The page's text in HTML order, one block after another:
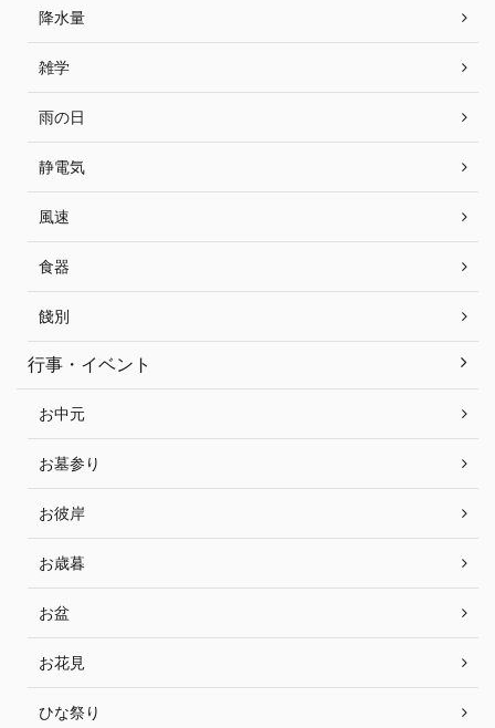
降水量
雑学
雨の日
静電気
風速
食器
餞別
行事・イベント
お中元
お墓参り
お彼岸
お歳暮
お盆
お花見
ひな祭り